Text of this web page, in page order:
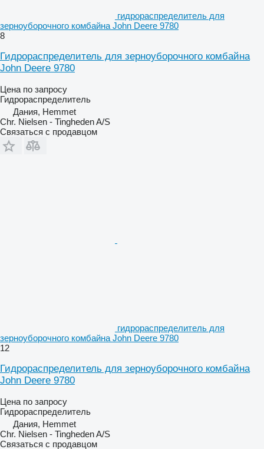
гидрораспределитель для
зерноуборочного комбайна John Deere 9780
8
Гидрораспределитель для зерноуборочного комбайна
John Deere 9780
Цена по запросу
Гидрораспределитель
Дания, Hemmet
Chr. Nielsen - Tingheden A/S
Связаться с продавцом
гидрораспределитель для
зерноуборочного комбайна John Deere 9780
12
Гидрораспределитель для зерноуборочного комбайна
John Deere 9780
Цена по запросу
Гидрораспределитель
Дания, Hemmet
Chr. Nielsen - Tingheden A/S
Связаться с продавцом